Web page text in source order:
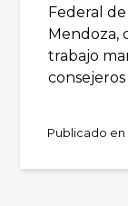
Federal
Mendoza,
trabajo
Publicado en